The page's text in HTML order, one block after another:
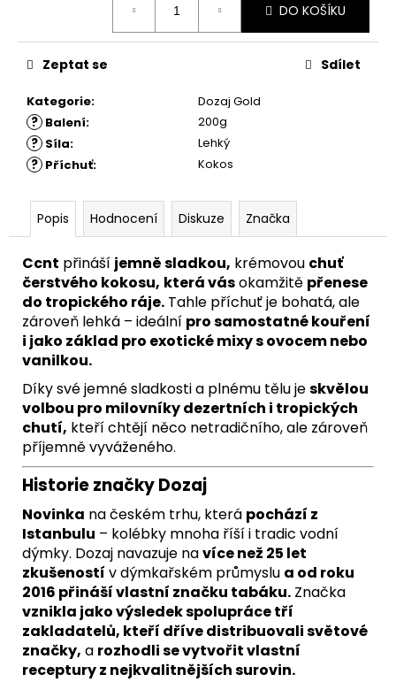
DO KOŠÍKU
Kategorie: Dozaj Gold
? Balení: 200g
? Síla: Lehký
? Příchuť: Kokos
Zeptat se Sdílet
Popis Hodnocení Diskuze Značka
Ccnt přináší jemně sladkou, krémovou chuť
čerstvého kokosu, která vásokamžitě přenese
do tropického ráje. Tahle příchuť je bohatá, ale
zároveň lehká – ideální pro samostatné kouření
i jako základ pro exotické mixy s ovocem nebo
vanilkou.
Díky své jemné sladkosti a plnému tělu jeskvělou
volbou pro milovníky dezertních i tropických
chutí, kteří chtějí něco netradičního, ale zároveň
příjemně vyváženého.
Historie značky Dozaj
Novinka na českém trhu, která pochází z
Istanbulu – kolébky mnoha říší i tradic vodní
dýmky. Dozaj navazuje navíce než 25 let
zkušeností v dýmkařském průmyslu a od roku
2016 přináší vlastní značku tabáku. Značka
vznikla jako výsledek spolupráce tří
zakladatelů, kteří dříve distribuovali světové
značky, a rozhodli se vytvořit vlastní
receptury z nejkvalitnějších surovin.